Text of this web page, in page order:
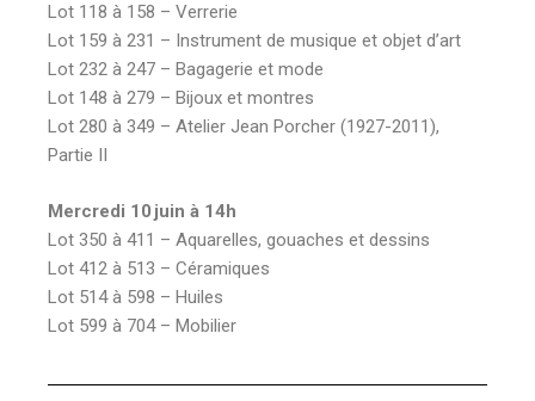
Lot 118 à 158 – Verrerie
Lot 159 à 231 – Instrument de musique et objet d’art
Lot 232 à 247 – Bagagerie et mode
Lot 148 à 279 – Bijoux et montres
Lot 280 à 349 – Atelier Jean Porcher (1927-2011),
Partie II
Mercredi 10 juin à 14h
Lot 350 à 411 – Aquarelles, gouaches et dessins
Lot 412 à 513 – Céramiques
Lot 514 à 598 – Huiles
Lot 599 à 704 – Mobilier